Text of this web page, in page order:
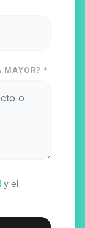
MAYOR? *
y el